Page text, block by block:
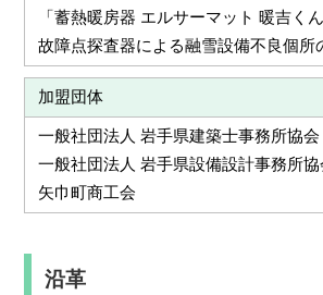
「蓄熱暖房器 エルサーマット 暖吉くん
故障点探査器による融雪設備不良個所
加盟団体
一般社団法人 岩手県建築士事務所協会
一般社団法人 岩手県設備設計事務所協
矢巾町商工会
沿革